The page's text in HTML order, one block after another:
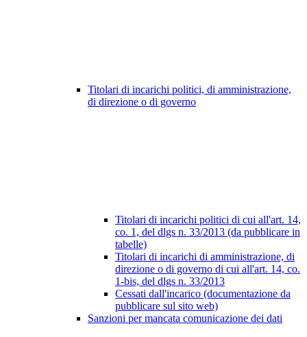
Titolari di incarichi politici, di amministrazione,
di direzione o di governo
Titolari di incarichi politici di cui all'art. 14,
co. 1, del dlgs n. 33/2013 (da pubblicare in
tabelle)
Titolari di incarichi di amministrazione, di
direzione o di governo di cui all'art. 14, co.
1-bis, del dlgs n. 33/2013
Cessati dall'incarico (documentazione da
pubblicare sul sito web)
Sanzioni per mancata comunicazione dei dati